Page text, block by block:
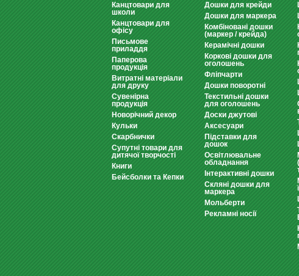
Канцтовари для
школи
Канцтовари для
офісу
Письмове
приладдя
Паперова
продукція
Витратні матеріали
для друку
Сувенірна
продукція
Новорічний декор
Кульки
Скарбнички
Супутні товари для
дитячої творчості
Книги
Бейсболки та Кепки
Дошки для крейди
Дошки для маркера
Комбіновані дошки
(маркер / крейда)
Керамічні дошки
Коркові дошки для
оголошень
Фліпчарти
Дошки поворотні
Текстильні дошки
для оголошень
Доски джутові
Аксесуари
Підставки для
дошок
Освітлювальне
обладнання
Інтерактивні дошки
Скляні дошки для
маркера
Мольберти
Рекламні носії